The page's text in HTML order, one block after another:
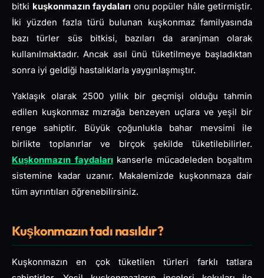
bitki kuşkonmazın faydaları onu popüler hâle getirmiştir.
İki yüzden fazla türü bulunan kuşkonmaz familyasında
bazı türler süs bitkisi, bazıları da aranjman olarak
kullanılmaktadır. Ancak asıl ünü tüketilmeye başladıktan
sonra iyi geldiği hastalıklarla yaygınlaşmıştır.
Yaklaşık olarak 2500 yıllık bir geçmişi olduğu tahmin
edilen kuşkonmaz mızrağa benzeyen uçlara ve yeşil bir
renge sahiptir. Büyük çoğunlukla bahar mevsimi ile
birlikte toplanırlar ve birçok şekilde tüketilebilirler.
Kuşkonmazın faydaları kanserle mücadeleden boşaltım
sistemine kadar uzanır. Makalemizde kuşkonmaza dair
tüm ayrıntıları öğrenebilirsiniz.
Kuşkonmazın tadı nasıldır?
Kuşkonmazın en çok tüketilen türleri farklı tatlara